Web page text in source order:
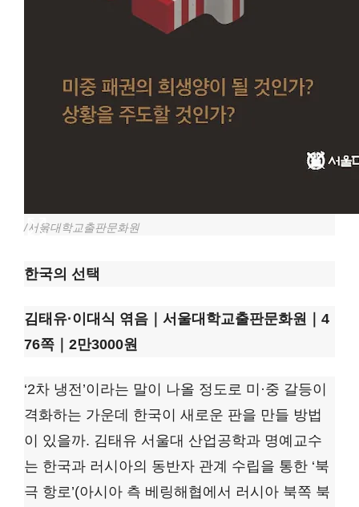
/서울대학교출판문화원
한국의 선택
김태유·이대식 엮음｜서울대학교출판문화원｜4
76쪽｜2만3000원
‘2차 냉전’이라는 말이 나올 정도로 미·중 갈등이
격화하는 가운데 한국이 새로운 판을 만들 방법
이 있을까. 김태유 서울대 산업공학과 명예교수
는 한국과 러시아의 동반자 관계 수립을 통한 ‘북
극 항로’(아시아 측 베링해협에서 러시아 북쪽 북